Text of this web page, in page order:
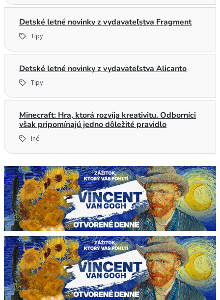
Detské letné novinky z vydavateľstva Fragment
Tipy
Detské letné novinky z vydavateľstva Alicanto
Tipy
Minecraft: Hra, ktorá rozvíja kreativitu. Odborníci
však pripomínajú jedno dôležité pravidlo
Iné